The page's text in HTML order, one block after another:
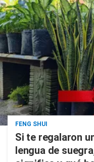
FENG SHUI
Si te regalaron
lengua de